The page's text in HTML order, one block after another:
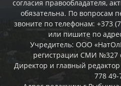
согласия правообладателя,
обязательна. По вопросам
звоните по телефонам: +373
или пишите по
Учредитель: ООО
регистрации СМИ №327
Директор и главный
778 49-